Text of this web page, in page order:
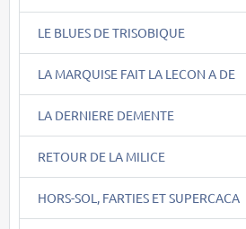
LE BLUES DE TRISOBIQUE
LA MARQUISE FAIT LA LECON A DE
LA DERNIERE DEMENTE
RETOUR DE LA MILICE
HORS-SOL, FARTIES ET SUPERCACA